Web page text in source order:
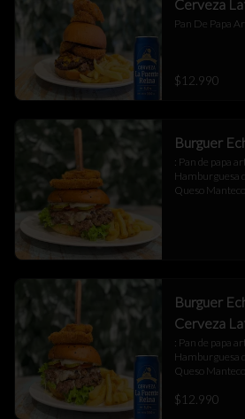
Cerveza
Pan De Papa
$12.990
Burguer
: Pan de papa
Hamburguesa
Queso
Burguer
Cerveza
: Pan de papa
Hamburguesa
Queso
$12.990